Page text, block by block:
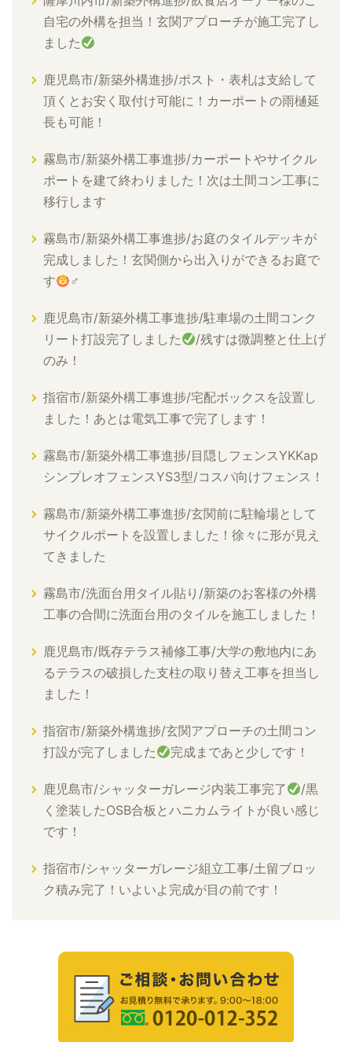
自宅の外構を担当！玄関アプローチが施工完了し
ました
鹿児島市/新築外構進捗/ポスト・表札は支給して
頂くとお安く取付け可能に！カーポートの雨樋延
長も可能！
霧島市/新築外構工事進捗/カーポートやサイクル
ポートを建て終わりました！次は土間コン工事に
移行します
霧島市/新築外構工事進捗/お庭のタイルデッキが
完成しました！玄関側から出入りができるお庭で
す
‍♂
鹿児島市/新築外構工事進捗/駐車場の土間コンク
リート打設完了しました
/残すは微調整と仕上げ
のみ！
指宿市/新築外構工事進捗/宅配ボックスを設置し
ました！あとは電気工事で完了します！
霧島市/新築外構工事進捗/目隠しフェンスYKKap
シンプレオフェンスYS3型/コスパ向けフェンス！
霧島市/新築外構工事進捗/玄関前に駐輪場として
サイクルポートを設置しました！徐々に形が見え
てきました
霧島市/洗面台用タイル貼り/新築のお客様の外構
工事の合間に洗面台用のタイルを施工しました！
鹿児島市/既存テラス補修工事/大学の敷地内にあ
るテラスの破損した支柱の取り替え工事を担当し
ました！
指宿市/新築外構進捗/玄関アプローチの土間コン
打設が完了しました
完成まであと少しです！
鹿児島市/シャッターガレージ内装工事完了
/黒
く塗装したOSB合板とハニカムライトが良い感じ
です！
指宿市/シャッターガレージ組立工事/土留ブロッ
ク積み完了！いよいよ完成が目の前です！